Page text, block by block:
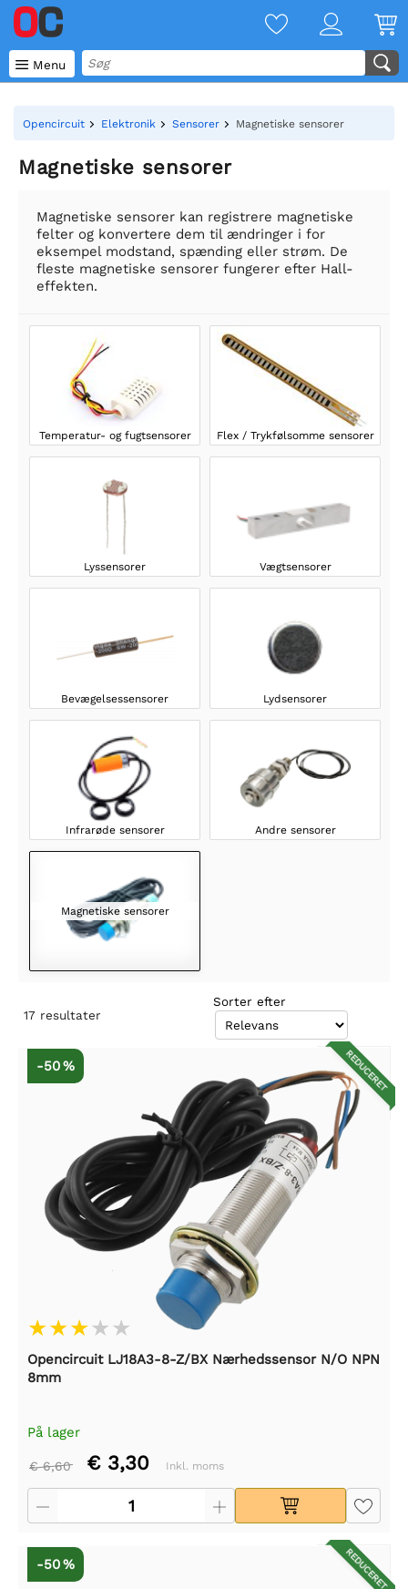
 Menu
Opencircuit Elektronik Sensorer Magnetiske sensorer
Magnetiske sensorer
Magnetiske sensorer kan registrere magnetiske
felter og konvertere dem til ændringer i for
eksempel modstand, spænding eller strøm. De
fleste magnetiske sensorer fungerer efter Hall-
effekten.
Temperatur- og fugtsensorer Flex / Trykfølsomme sensorer
Lyssensorer Vægtsensorer
Bevægelsessensorer Lydsensorer
Infrarøde sensorer Andre sensorer
Magnetiske sensorer
17 resultater
Sorter efter
REDUCERET
-50 %
Opencircuit LJ18A3-8-Z/BX Nærhedssensor N/O NPN
8mm
På lager
€ 6,60 € 3,30 Inkl. moms
REDUCERET
-50 %